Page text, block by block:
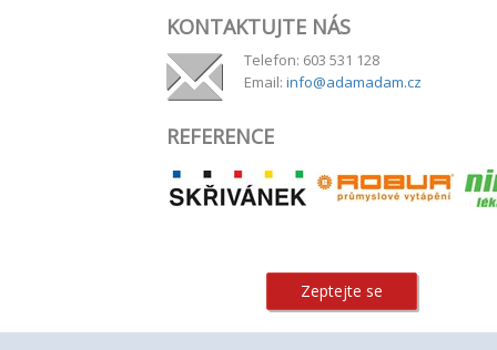
KONTAKTUJTE NÁS
Telefon: 603 531 128
Email: info@adamadam.cz
REFERENCE
Zeptejte se